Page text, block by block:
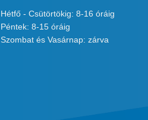
Hétfő - Csütörtökig: 8-16 óráig
Péntek: 8-15 óráig
Szombat és Vasárnap: zárva